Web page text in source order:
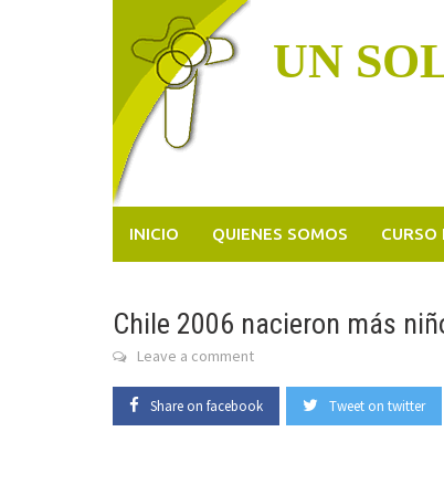
UN
INICIO QUIENES SOMOS CURSO
Chile 2006 nacieron más
Leave a comment
Share on facebook Tweet on twitter